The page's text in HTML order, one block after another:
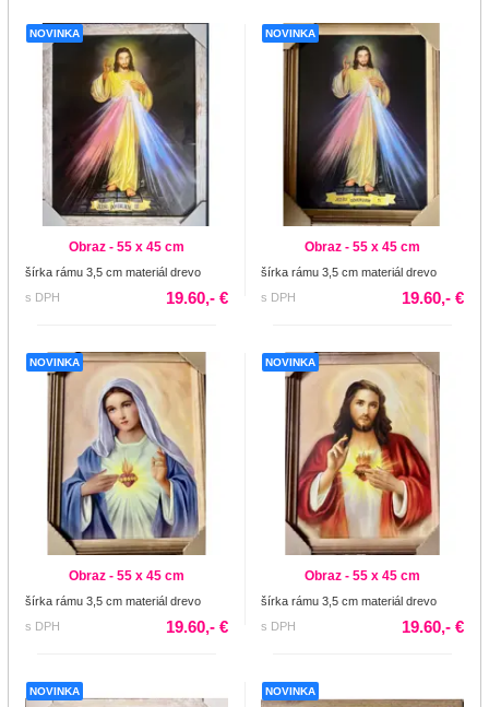
NOVINKA
Obraz - 55 x 45 cm
šírka rámu 3,5 cm materiál drevo
s DPH
19.60,- €
NOVINKA
Obraz - 55 x 45 cm
šírka rámu 3,5 cm materiál drevo
s DPH
19.60,- €
NOVINKA
Obraz - 55 x 45 cm
šírka rámu 3,5 cm materiál drevo
s DPH
19.60,- €
NOVINKA
Obraz - 55 x 45 cm
šírka rámu 3,5 cm materiál drevo
s DPH
19.60,- €
NOVINKA NOVINKA